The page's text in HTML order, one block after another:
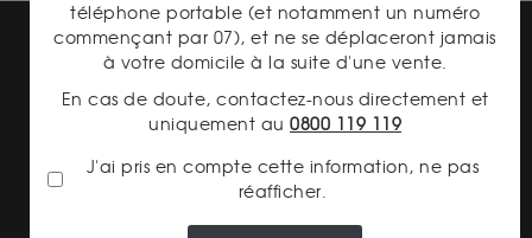
PAIEMENT SECURISÉ
téléphone portable (et notamment un numéro
commençant par 07), et ne se déplaceront jamais
à votre domicile à la suite d'une vente.
En cas de doute, contactez-nous directement et
uniquement au 0800 119 119
J'ai pris en compte cette information, ne pas
réafficher.